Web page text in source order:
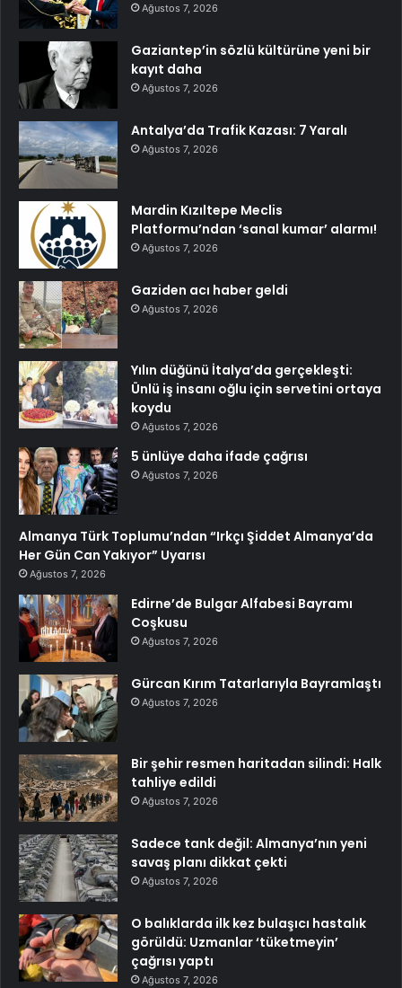
Ağustos 7, 2026
Gaziantep’in sözlü kültürüne yeni bir
kayıt daha
Ağustos 7, 2026
Antalya’da Trafik Kazası: 7 Yaralı
Ağustos 7, 2026
Mardin Kızıltepe Meclis
Platformu’ndan ‘sanal kumar’ alarmı!
Ağustos 7, 2026
Gaziden acı haber geldi
Ağustos 7, 2026
Yılın düğünü İtalya’da gerçekleşti:
Ünlü iş insanı oğlu için servetini ortaya
koydu
Ağustos 7, 2026
5 ünlüye daha ifade çağrısı
Ağustos 7, 2026
Almanya Türk Toplumu’ndan “Irkçı Şiddet Almanya’da
Her Gün Can Yakıyor” Uyarısı
Ağustos 7, 2026
Edirne’de Bulgar Alfabesi Bayramı
Coşkusu
Ağustos 7, 2026
Gürcan Kırım Tatarlarıyla Bayramlaştı
Ağustos 7, 2026
Bir şehir resmen haritadan silindi: Halk
tahliye edildi
Ağustos 7, 2026
Sadece tank değil: Almanya’nın yeni
savaş planı dikkat çekti
Ağustos 7, 2026
O balıklarda ilk kez bulaşıcı hastalık
görüldü: Uzmanlar ‘tüketmeyin’
çağrısı yaptı
Ağustos 7, 2026